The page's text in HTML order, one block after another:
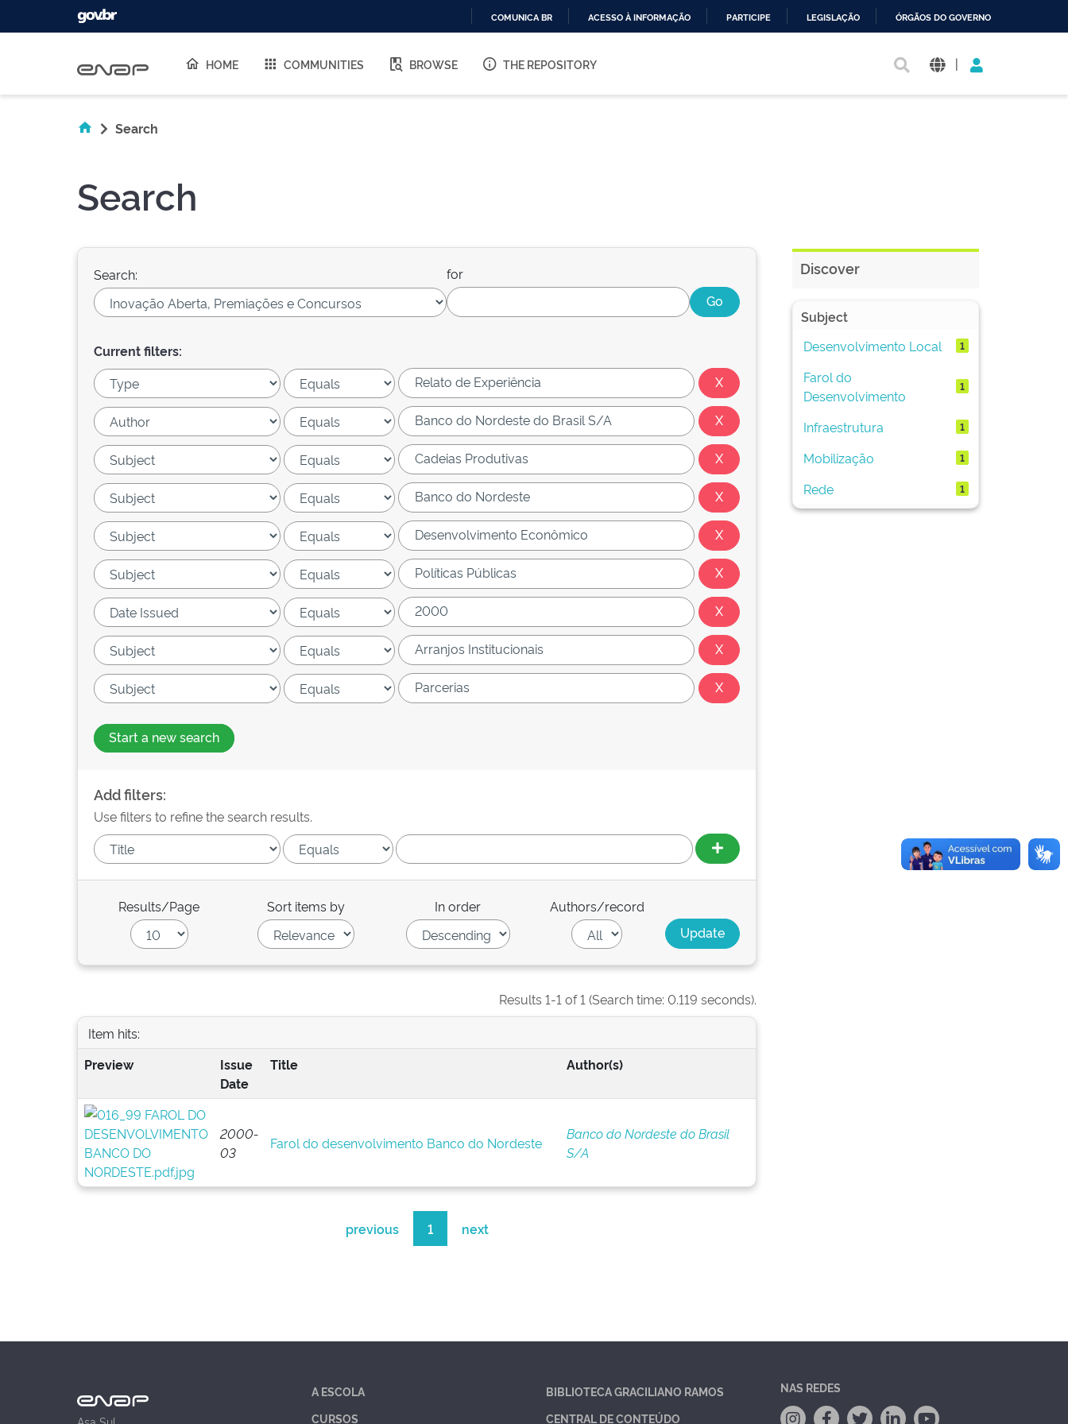
O
COMUNICA BR ACESSO À INFORMAÇÃO PARTICIPE LEGISLAÇÃO ÓRGÃOS DO GOVERNO
HOME COMMUNITIES BROWSE THE REPOSITORY |
Search
Search
Search: for
Current filters:
Start a new search
Add filters:
Use filters to refine the search results.
Results/Page Sort items by In order Authors/record
Results 1-1 of 1 (Search time: 0.119 seconds).
Item hits:
Preview
Issue
Date
Title Author(s)
2000-
03
Farol do desenvolvimento Banco do Nordeste
Banco do Nordeste do Brasil
S/A
previous 1 next
Discover
Subject
Desenvolvimento Local
1
Farol do
Desenvolvimento
1
Infraestrutura 1
Mobilização 1
Rede 1
A ESCOLA
CURSOS
BIBLIOTECA GRACILIANO RAMOS
CENTRAL DE CONTEÚDO
NAS REDES